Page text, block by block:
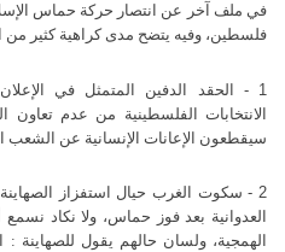
في ملف آخر عن انتصار حركة حماس
فلسطين، وفيه يتضح مدى كراهية كثير من
1 - الحقد الدفين المتمثل في الإعلان منذ وقت مبكر وقبل ظهور نتائج
الانتخابات الفلسطينية من عدم
سيقطعون الإعانات الإنسانية عن
2 - سكوت الغرب حيال استفزاز الصهاينة للشعب الفلسطيني بالقتل
العدوانية بعد فوز حماس، ولا نكاد
الهمجية، ولسان حالهم يقول للصهاينة